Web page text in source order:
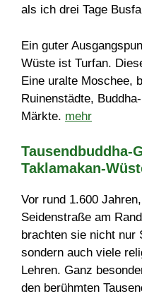
als ich drei Tage
Ein guter
Wüste ist Turfan.
Eine uralte Moschee,
Ruinenstädte,
Märkte. mehr
Tausendbuddha-
Taklamakan-
Vor rund 1.600
Seidenstraße am
brachten sie nicht nur
sondern auch viele
Lehren. Ganz
den berühmten